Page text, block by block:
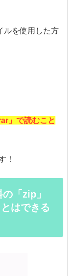
ルを使用した方
」で読むこと
！
「zip」
はできる